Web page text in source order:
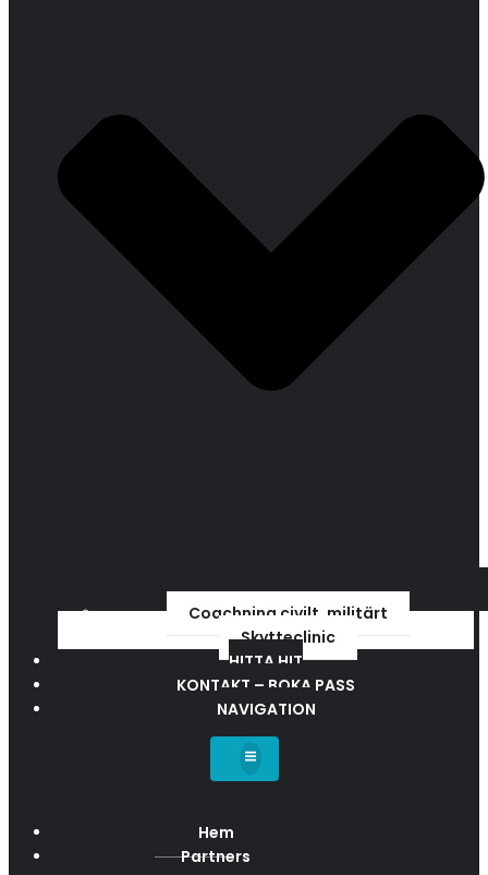
Coachning civilt, militärt
Skytteclinic
HITTA HIT
KONTAKT – BOKA PASS
NAVIGATION
Hem
Partners